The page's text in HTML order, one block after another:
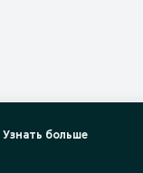
Узнать больше